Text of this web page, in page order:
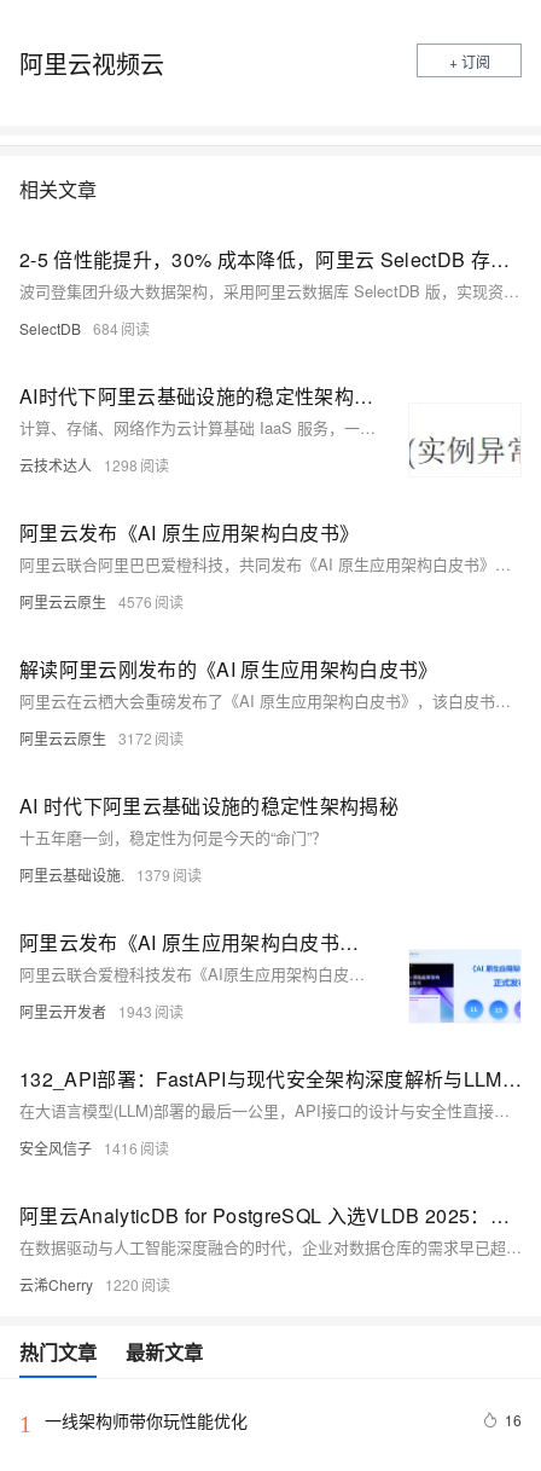
阿里云视频云 + 订阅
相关文章
2-5 倍性能提升，30% 成本降低，阿里云 SelectDB 存算分离架构助力波司登集团实现降本增效
波司登集团升级大数据架构，采用阿里云数据库 SelectDB 版，实现资源隔离与弹性扩缩容，查询性能提升 2-5 倍，总体成本降低 30% 以上，效率提升 30%，助力销售旺季高效运营。
SelectDB 684
AI时代下阿里云基础设施的稳定性架构揭秘
计算、存储、网络作为云计算基础 IaaS 服务，一直是阿里云的核心产品，承载着百万客户的 IT 基础设施。曾经我们认为应用高可用、服务分布式可以满足客户对 IaaS 所有的稳定性诉求。
云技术达人 1298
阿里云发布《AI 原生应用架构白皮书》
阿里云联合阿里巴巴爱橙科技，共同发布《AI 原生应用架构白皮书》，围绕 AI 原生应用的 DevOps 全生命周期，从架构设计、技术选型、工程实践到运维优化，对概念和重难点进行系统的拆解，并尝试提供一些解题思路。白皮书覆盖 AI 原生应用的 11 大关键要素，获得 15 位业界专家联名推荐，来自 40 多位一线工程师实践心的，全书合计超 20w 字，分为 11 章。
阿里云云原生 4576
解读阿里云刚发布的《AI 原生应用架构白皮书》
阿里云在云栖大会重磅发布了《AI 原生应用架构白皮书》，该白皮书覆盖 AI 原生应用的 11 大关键要素，获得业界 15 位专家联名推荐，来自 40 多位一线工程师实践心得，全书合计超 20w 字，分为 11 章，全面、系统地解构 AI 原生应用架构，包含了 AI 原生应用的 11 大关键要素，模型、框架、提示词、RAG、记忆、工具、网关、运行时、可观测、评估和安全。本文整理自阿里云智能技术专家李艳林在云栖大会现场的解读。
阿里云云原生 3172
AI 时代下阿里云基础设施的稳定性架构揭秘
十五年磨一剑，稳定性为何是今天的“命门”？
阿里云基础设施. 1379
阿里云发布《AI 原生应用架构白皮书》！
阿里云联合爱橙科技发布《AI原生应用架构白皮书》，系统解析AI应用在架构设计、开发运维中的关键挑战与解决方案，涵盖大模型、Agent、RAG、安全等11大核心要素，助力企业构建稳定、高效、可控的AI应用体系。
阿里云开发者 1943
132_API部署：FastAPI与现代安全架构深度解析与LLM服务化最佳实践
在大语言模型(LLM)部署的最后一公里，API接口的设计与安全性直接决定了模型服务的可用性、稳定性与用户信任度。随着2025年LLM应用的爆炸式增长，如何构建高性能、高安全性的REST API成为开发者面临的核心挑战。FastAPI作为Python生态中最受青睐的Web框架之一，凭借其卓越的性能、强大的类型安全支持和完善的文档生成能力，已成为LLM服务化部署的首选方案。
安全风信子 1416
阿里云AnalyticDB for PostgreSQL 入选VLDB 2025：统一架构破局HTAP，Beam+Laser引擎赋能Data+AI融合新范式
在数据驱动与人工智能深度融合的时代，企业对数据仓库的需求早已超越“查得快”这一基础能力。面对传统数仓挑战，阿里云瑶池数据库AnalyticDB for PostgreSQL（简称ADB-PG）创新性地构建了统一架构下的Shared-Nothing与Shared-Storage双模融合体系，并自主研发Beam混合存储引擎与Laser向量化执行引擎，全面解决HTAP场景下性能、弹性、成本与实时性的矛盾。 近日，相关研究成果发表于在英国伦敦召开的数据库领域顶级会议 VLDB 2025，标志着中国自研云数仓技术再次登上国际舞台。
云浠Cherry 1220
热门文章 最新文章
1 一线架构师带你玩性能优化 16